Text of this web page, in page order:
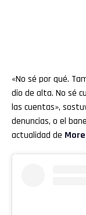
«No sé por qué.
dio de alta. No sé
las cuentas»,
denuncias, o el
actualidad de